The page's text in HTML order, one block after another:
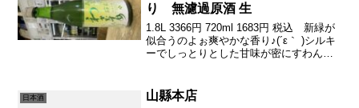
り 無濾過原酒 生
1.8L 3366円 720ml 1683円 税込 新緑が
似合うのよぉ爽やかな香り♪(´ε｀ )シルキ
ーでしっとりとした甘味が密にすわんが
ち♪( ´▽｀)夫婦2...
日本酒 山縣本店